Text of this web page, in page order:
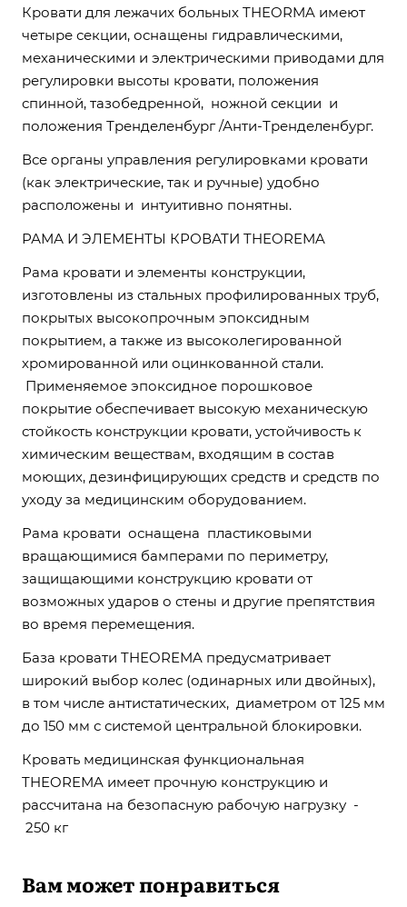
Кровати для лежачих больных THEORMA имеют
четыре секции, оснащены гидравлическими,
механическими и электрическими приводами для
регулировки высоты кровати, положения
спинной, тазобедренной, ножной секции и
положения Тренделенбург /Анти-Тренделенбург.
Все органы управления регулировками кровати
(как электрические, так и ручные) удобно
расположены и интуитивно понятны.
РАМА И ЭЛЕМЕНТЫ КРОВАТИ THEOREMA
Рама кровати и элементы конструкции,
изготовлены из стальных профилированных труб,
покрытых высокопрочным эпоксидным
покрытием, а также из высоколегированной
хромированной или оцинкованной стали.
Применяемое эпоксидное порошковое
покрытие обеспечивает высокую механическую
стойкость конструкции кровати, устойчивость к
химическим веществам, входящим в состав
моющих, дезинфицирующих средств и средств по
уходу за медицинским оборудованием.
Рама кровати оснащена пластиковыми
вращающимися бамперами по периметру,
защищающими конструкцию кровати от
возможных ударов о стены и другие препятствия
во время перемещения.
База кровати THEOREMA предусматривает
широкий выбор колес (одинарных или двойных),
в том числе антистатических, диаметром от 125 мм
до 150 мм с системой центральной блокировки.
Кровать медицинская функциональная
THEOREMA имеет прочную конструкцию и
рассчитана на безопасную рабочую нагрузку -
250 кг
Вам может понравиться